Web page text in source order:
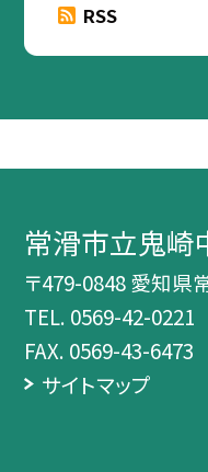
RSS
常滑市立鬼崎
〒479-0848 愛知県
TEL. 0569-42-0221
FAX. 0569-43-6473
サイトマップ